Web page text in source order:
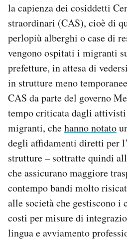
la capienza dei cosiddetti
straordinari (CAS), cioè di
perlopiù alberghi o case di
vengono ospitati i migranti
prefetture, in attesa di
in strutture meno
CAS da parte del governo
tempo criticata dagli
migranti, chehanno notato
degli affidamenti diretti per
strutture – sottratte quindi
che assicurano maggiore
contempo bandi molto
alle società che gestiscono
costi per misure di
lingua e avviamento